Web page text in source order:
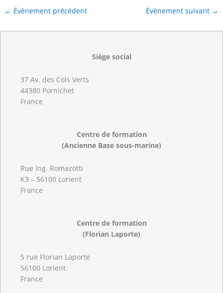
← Évènement précédent Évènement suivant →
Siège social
37 Av. des Cols Verts
44380 Pornichet
France
Centre de formation
(Ancienne Base sous-marine)
Rue Ing. Romazotti
K3 – 56100 Lorient
France
Centre de formation
(Florian Laporte)
5 rue Florian Laporte
56100 Lorient
France